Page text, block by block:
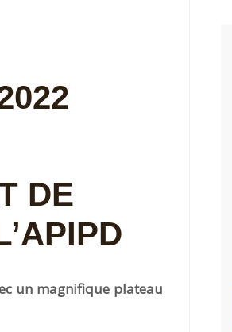
DE
un magnifique plateau